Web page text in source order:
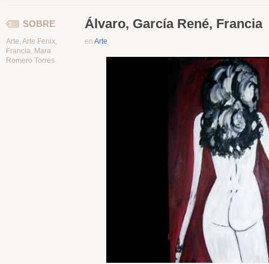
SOBRE
Arte,Arte Fenix,
Francia, Mara
Romero Torres
Álvaro, García René, Francia
en Arte